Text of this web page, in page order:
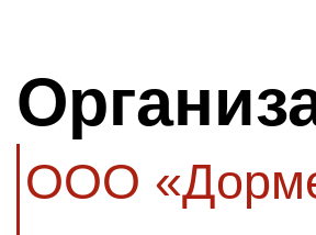
ООО